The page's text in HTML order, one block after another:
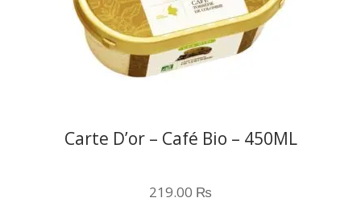
Carte D’or – Café Bio – 450ML
219.00 ₨